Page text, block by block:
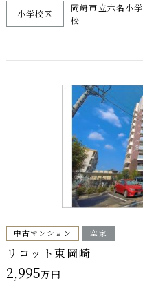
小学校区
岡崎市立六名小学
校
中古マンション 空家
リコット東岡崎
2,995万円